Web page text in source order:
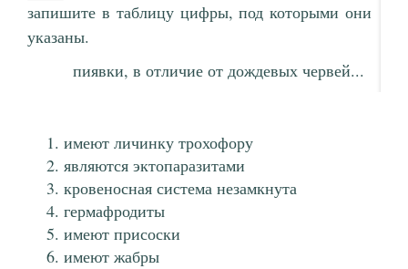
запишите в таблицу цифры, под которыми они
указаны.
пиявки, в отличие от дождевых червей...
имеют личинку трохофору
являются эктопаразитами
кровеносная система незамкнута
гермафродиты
имеют присоски
имеют жабры